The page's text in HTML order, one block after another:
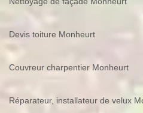
Devis toiture Monheurt
Couvreur charpentier Monheurt
Réparateur, installateur de velux